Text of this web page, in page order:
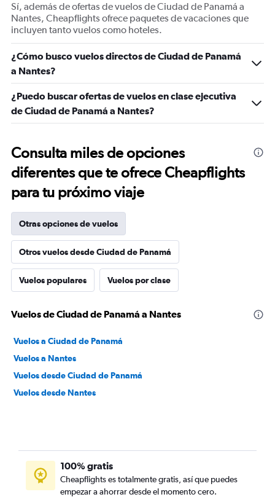
Sí, además de ofertas de vuelos de Ciudad de Panamá a
Nantes, Cheapflights ofrece paquetes de vacaciones que
incluyen tanto vuelos como hoteles.
¿Cómo busco vuelos directos de Ciudad de Panamá
a Nantes?
¿Puedo buscar ofertas de vuelos en clase ejecutiva
de Ciudad de Panamá a Nantes?
Consulta miles de opciones
diferentes que te ofrece Cheapflights
para tu próximo viaje
Otras opciones de vuelos
Otros vuelos desde Ciudad de Panamá
Vuelos populares Vuelos por clase
Vuelos de Ciudad de Panamá a Nantes
Vuelos a Ciudad de Panamá
Vuelos a Nantes
Vuelos desde Ciudad de Panamá
Vuelos desde Nantes
100% gratis
Cheapflights es totalmente gratis, así que puedes
empezar a ahorrar desde el momento cero.